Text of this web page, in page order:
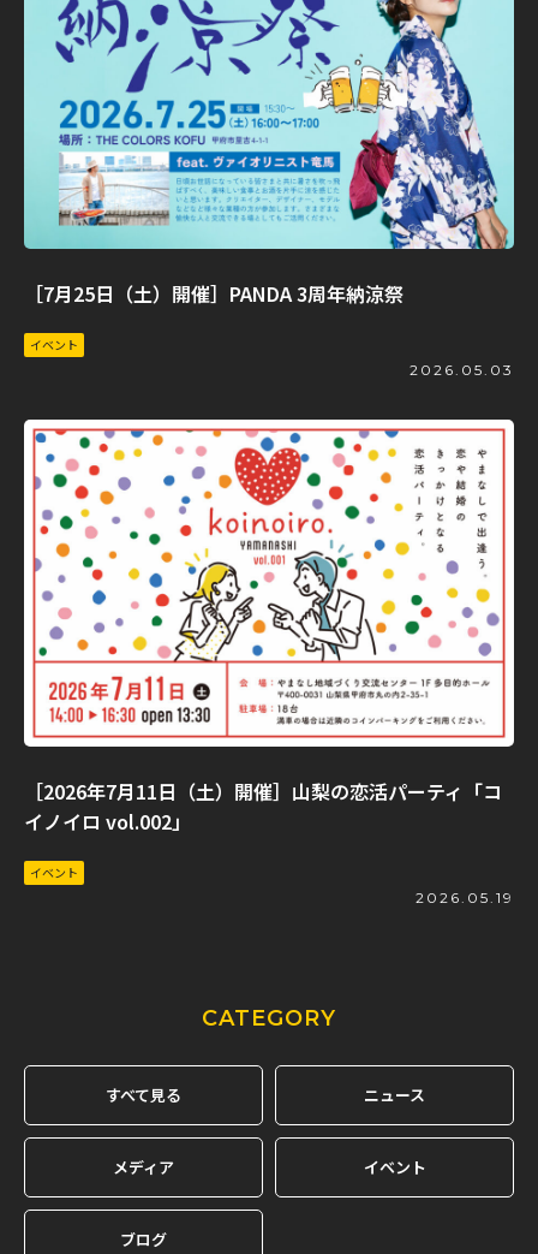
［7月25日（土）開催］PANDA 3周年納涼祭
イベント
2026.05.03
［2026年7月11日（土）開催］山梨の恋活パーティ「コ
イノイロ vol.002」
イベント
2026.05.19
CATEGORY
すべて見る ニュース
メディア イベント
ブログ